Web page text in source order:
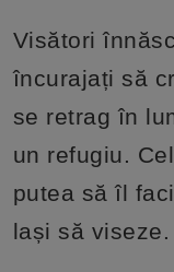
Visători
încurajați să
se retrag în
un refugiu.
putea să îl
lași să viseze.